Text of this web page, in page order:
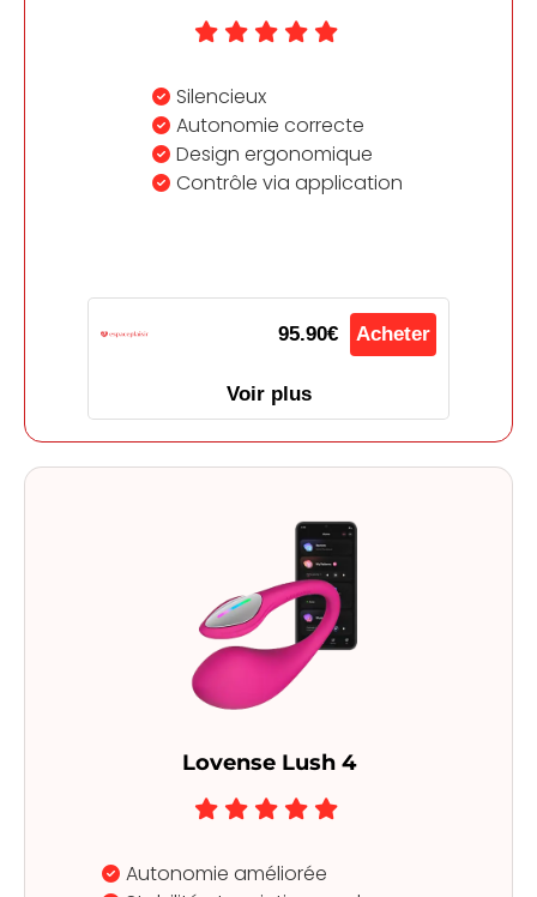
Silencieux
Autonomie correcte
Design ergonomique
Contrôle via application
95.90€ Acheter
Voir plus
Lovense Lush 4
Autonomie améliorée